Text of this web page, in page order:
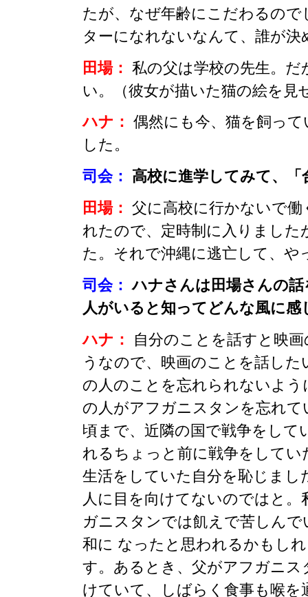
たが、なぜ年齢にこだわるの
ターになれないなんて、誰が
田場： 私の父は学校の先生。
い。（彼女が描いた猫の絵を
ハナ： 偶然にも今、猫を飼っ
した。
司会： 高校に進学してみて、
田場： 父に高校に行かないで
れたので、定時制に入りまし
た。それで沖縄に逃亡して、
司会： ハナさんは田場さんの
人がいると知ってどんな風に感
ハナ：
自分のことを話すと映
うなので、映画のことを話し
の人のことを忘れられないよ
の人がアフガニスタンを忘れ
頃まで、近隣の国で戦争をし
れるちょっと前に戦争をして
生活をしていた自分を恥じま
人に目を向けてないのではと
ガニスタンでは飢えで苦しん
和に なったと思われるかもし
す。あるとき、父がアフガニ
けていて、しばらく食事も喉